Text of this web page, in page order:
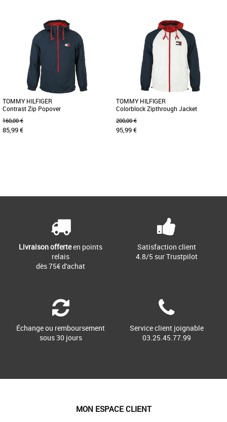
Coupes-vent homme
Depuis 1959 Ellesse se démarque par
une philosophie et un style uniques. Le
concept: du sportswear de [...]
Coupes-vent homme
Depuis 1959 Ellesse se démarque par
une philosophie et un style uniques. Le
concept: du sportswear de [...]
TOMMY HILFIGER
Contrast Zip Popover
160,00 €
85,99 €
TOMMY HILFIGER
Colorblock Zipthrough Jacket
200,00 €
95,99 €
Livraison offerteen points
relais
dès 75€ d'achat
Satisfaction client
4.8/5 sur Trustpilot
Échange ou remboursement
sous 30 jours
Service client joignable
03.25.45.77.99
MON ESPACE CLIENT